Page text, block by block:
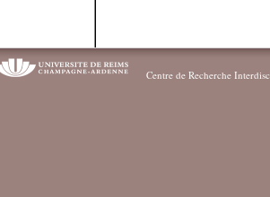
Centre de Recherche